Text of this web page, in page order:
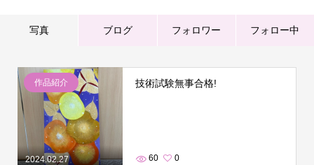
写真 ブログ フォロワー フォロー中
2024.02.27
作品紹介 技術試験無事合格!
60 0